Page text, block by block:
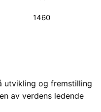
1460
utvikling og fremstilling
av verdens ledende